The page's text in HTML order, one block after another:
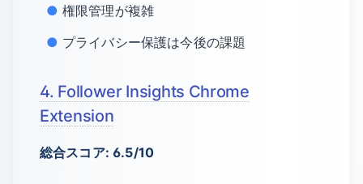
権限管理が複雑
プライバシー保護は今後の課題
4. Follower Insights Chrome
Extension
総合スコア: 6.5/10